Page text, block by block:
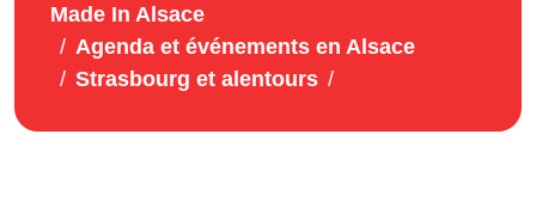
Made In Alsace
Agenda et événements en Alsace
Strasbourg et alentours